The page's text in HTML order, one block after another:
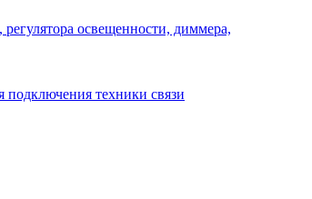
освещенности, диммера,
подключения техники связи